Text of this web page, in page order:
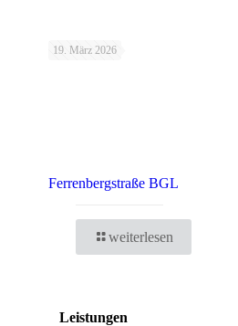
19. März 2026
Ferrenbergstraße BGL
weiterlesen
Leistungen